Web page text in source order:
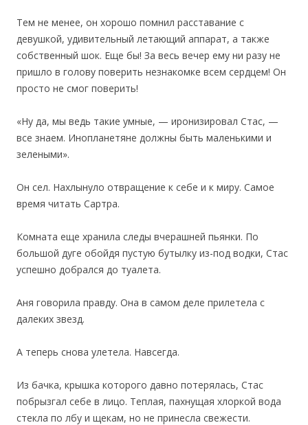
Тем не менее, он хорошо помнил расставание с
девушкой, удивительный летающий аппарат, а также
собственный шок. Еще бы! За весь вечер ему ни разу не
пришло в голову поверить незнакомке всем сердцем! Он
просто не смог поверить!
«Ну да, мы ведь такие умные, — иронизировал Стас, —
все знаем. Инопланетяне должны быть маленькими и
зелеными».
Он сел. Нахлынуло отвращение к себе и к миру. Самое
время читать Сартра.
Комната еще хранила следы вчерашней пьянки. По
большой дуге обойдя пустую бутылку из-под водки, Стас
успешно добрался до туалета.
Аня говорила правду. Она в самом деле прилетела с
далеких звезд.
А теперь снова улетела. Навсегда.
Из бачка, крышка которого давно потерялась, Стас
побрызгал себе в лицо. Теплая, пахнущая хлоркой вода
стекла по лбу и щекам, но не принесла свежести.